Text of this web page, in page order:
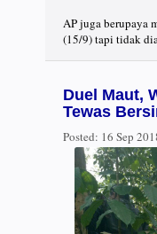
AP juga berupaya
(15/9) tapi tidak
Duel Maut,
Tewas
Posted: 16 Sep